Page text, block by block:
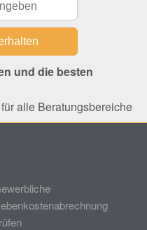
und die besten
alle Beratungsbereiche